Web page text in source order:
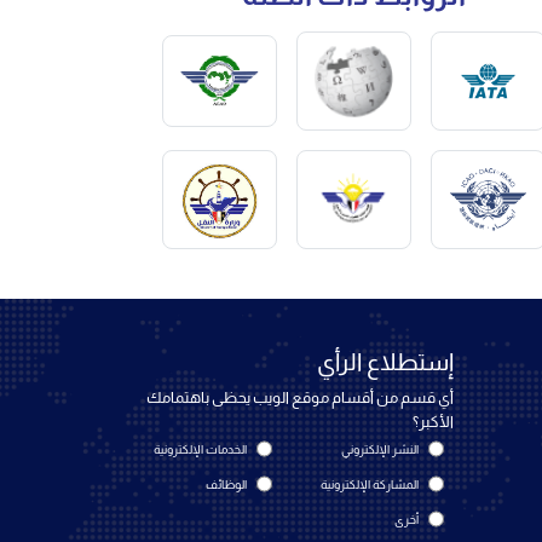
إستطلاع الرأي
أي قسم من أقسام موقع الويب يحظى باهتمامك
الأكبر؟
النشر الإلكتروني الخدمات الإلكترونية
المشاركة الإلكترونية الوظائف
أخرى